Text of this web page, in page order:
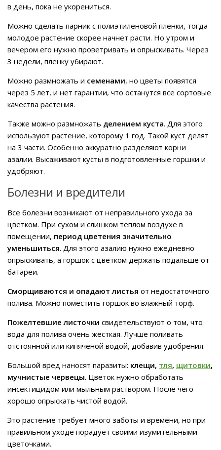
в день, пока не укорениться.
Можно сделать парник с полиэтиленовой пленки, тогда
молодое растение скорее начнет расти. Но утром и
вечером его нужно проветривать и опрыскивать. Через
3 недели, пленку убирают.
Можно размножать и семенами, но цветы появятся
через 5 лет, и нет гарантии, что останутся все сортовые
качества растения.
Также можно размножать делением куста. Для этого
используют растение, которому 1 год. Такой куст делят
на 3 части. Особенно аккуратно разделяют корни
азалии. Высаживают кусты в подготовленные горшки и
удобряют.
Болезни и вредители
Все болезни возникают от неправильного ухода за
цветком. При сухом и слишком теплом воздухе в
помещении, период цветения значительно
уменьшиться. Для этого азалию нужно ежедневно
опрыскивать, а горшок с цветком держать подальше от
батареи.
Сморщиваются и опадают листья от недостаточного
полива. Можно поместить горшок во влажный торф.
Пожелтевшие листочки свидетельствуют о том, что
вода для полива очень жесткая. Лучше поливать
отстоянной или кипяченой водой, добавив удобрения.
Большой вред наносят паразиты: клещи, тля, щитовки,
мучнистые червецы. Цветок нужно обработать
инсектицидом или мыльным раствором. После чего
хорошо опрыскать чистой водой.
Это растение требует много заботы и времени, но при
правильном уходе порадует своими изумительными
цветочками.